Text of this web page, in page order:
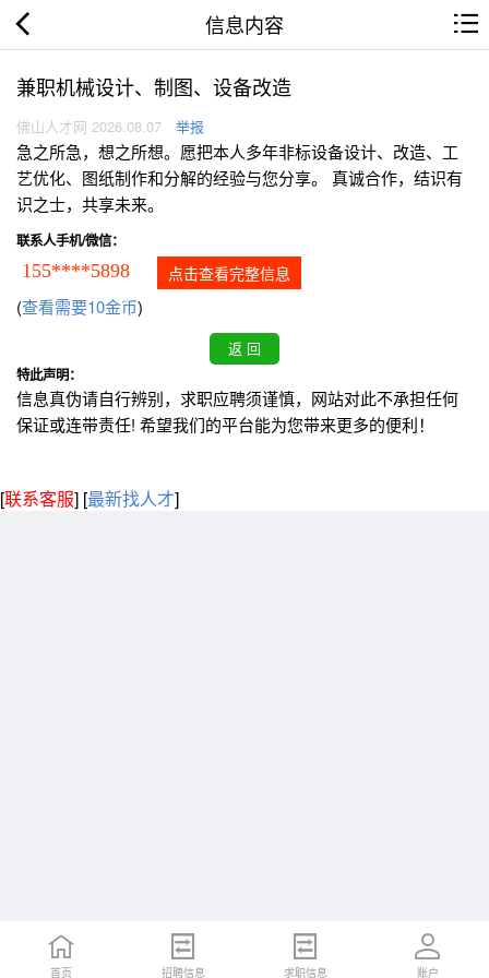
信息内容
兼职机械设计、制图、设备改造
佛山人才网 2026.08.07 举报
急之所急，想之所想。愿把本人多年非标设备设计、改造、工
艺优化、图纸制作和分解的经验与您分享。 真诚合作，结识有
识之士，共享未来。
联系人手机/微信：
155****5898 点击查看完整信息
(查看需要10金币)
特此声明：
信息真伪请自行辨别，求职应聘须谨慎，网站对此不承担任何
保证或连带责任! 希望我们的平台能为您带来更多的便利！
[联系客服] [最新找人才]
首页 招聘信息 求职信息 账户